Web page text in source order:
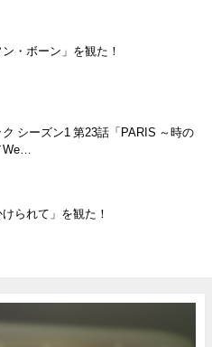
・ボーン」を観た！
シーズン1 第23話「PARIS ～時の
We…
られて」を観た！